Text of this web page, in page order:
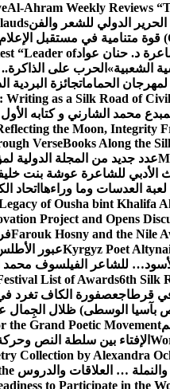
Al-Ahram Weekly Reviews
الدولي للشعر والفن
د. حنان عواد“Leader of
الشعبية» الحرب على
الحمامات
Writing as a Silk Road of
محمد الشارني و كتابه
the Moon, Integrity
VerseBooks Along the
عدد جديد من المجلة الدولية
للشاعرة عوشة بنت
العدسات وما وراءها اتحاد
of Ousha bint Khalifa
Project and Opens
Farouk Hosny and the Nile
Kyrgyz Poetعبور
للشاعر الفيلسوف محمد
List of Awards6th Silk
قرطاجعصفورة الكاف تغرد في
بآسيا الوسطى) ظلال الجِمال
the Grand Poetic Movement
الإفتاء بين سلطة النص
Collection by Alexandra
والنملة … العلاقات والدروس
to Participate in the